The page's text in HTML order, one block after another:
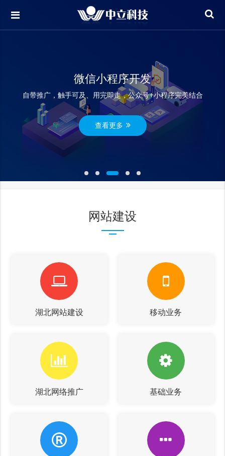
知识产权保护
为企业提供商标注册，专利申请，版权登记一站式知识产权服务
查看更多
网站建设
湖北网站建设 移动业务
湖北网络推广 基础业务